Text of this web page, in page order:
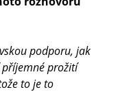
podporu, jak
prožití
to je to